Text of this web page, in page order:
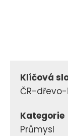
Klíčová
ČR-
Kategorie
Průmysl